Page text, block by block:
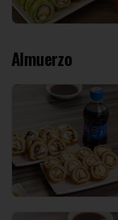
Almuerzo